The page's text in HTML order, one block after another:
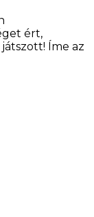
ért,
Íme az